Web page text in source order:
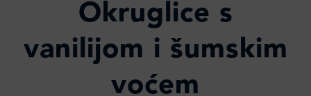
Okruglice s
vanilijom i šumskim
voćem